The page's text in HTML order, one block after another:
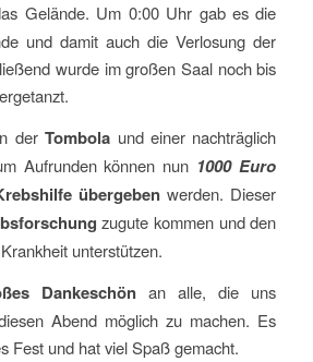
Gelände. Um 0:00 Uhr gab es die
und damit auch die Verlosung der
wurde im großen Saal noch bis
derTombola und einer nachträglich
Aufrunden können nun 1000 Euro
übergeben werden. Dieser
zugute kommen und den
unterstützen.
Dankeschönan alle, die uns
Abend möglich zu machen. Es
Fest und hat viel Spaß gemacht.